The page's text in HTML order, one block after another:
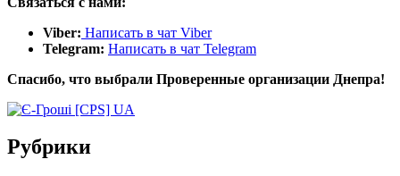
Viber: Написать в чат Viber
Telegram: Написать в чат Telegram
Спасибо, что выбрали Проверенные организации Днепра!
Рубрики